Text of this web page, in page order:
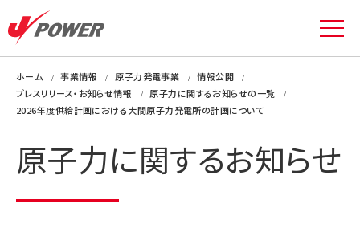
ホーム 事業情報 原子力発電事業
情報公開
プレスリリース・お知らせ情報
原子力に関するお知らせの一覧
2026年度供給計画における大間原子力発電所の計画について
原子力に関するお知らせ